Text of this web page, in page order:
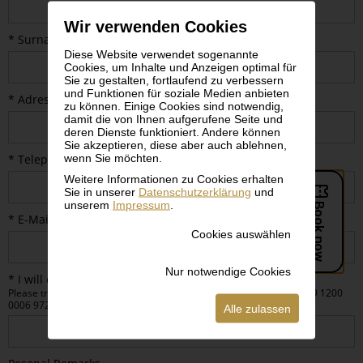
Wir verwenden Cookies
Diese Website verwendet sogenannte
Cookies, um Inhalte und Anzeigen optimal für
Sie zu gestalten, fortlaufend zu verbessern
und Funktionen für soziale Medien anbieten
zu können. Einige Cookies sind notwendig,
damit die von Ihnen aufgerufene Seite und
deren Dienste funktioniert. Andere können
Sie akzeptieren, diese aber auch ablehnen,
wenn Sie möchten.
Weitere Informationen zu Cookies erhalten
Sie in unserer Datenschutzerklärung und
unserem Impressum
Cookies auswählen
Nur notwendige Cookies
Alle zulassen
* Surname
* Adress
* Telephone Number
* E-Mail
* I will donate EUR
Please transfer to Bank Austria Leopold Museum-Privatstiftung AT89 1200
0006 9720 7702 BKAUATWW